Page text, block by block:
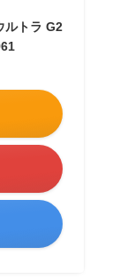
ルトラ G2